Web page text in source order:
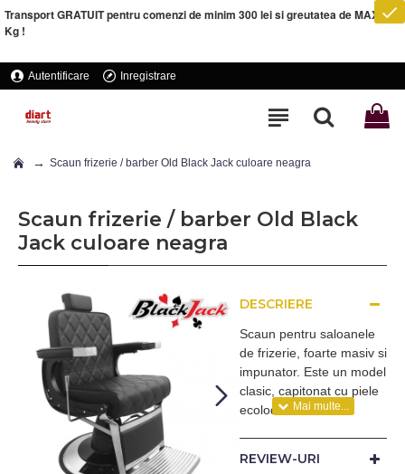
Transport GRATUIT pentru comenzi de minim 300 lei si greutatea de MAXIM 5
Kg !
Autentificare Inregistrare
Scaun frizerie / barber Old Black Jack culoare neagra
Scaun frizerie / barber Old Black
Jack culoare neagra
DESCRIERE
Scaun pentru saloanele
de frizerie, foarte masiv si
impunator. Este un model
clasic, capitonat cu piele
ecologica neagra si
- Pompa hidraulica foarte
REVIEW-URI